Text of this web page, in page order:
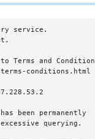
service.
Terms and
conditions.html
been permanently
querying.